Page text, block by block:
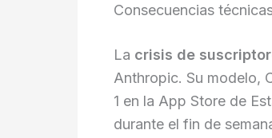
Consecuencias
La crisis de
Anthropic. Su modelo,
1 en la App Store de
durante el fin de